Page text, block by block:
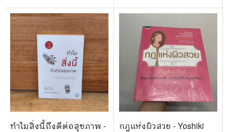
ทำไมสิ่งนี้ถึงดีต่อสุขภาพ -
กฎแห่งผิวสวย - Yoshiki